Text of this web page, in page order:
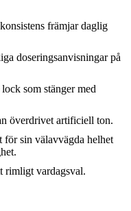
främjar daglig
doseringsanvisningar på
som stänger med
överdrivet artificiell ton.
för sin välavvägda helhet
rimligt vardagsval.